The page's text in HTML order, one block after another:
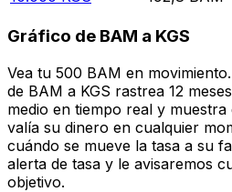
Gráfico de BAM a KGS
Vea tu 500 BAM en
de BAM a KGS rastrea 12
medio en tiempo real y
valía su dinero en cualquier
cuándo se mueve la tasa a su
alerta de tasa y le avisaremos
objetivo.